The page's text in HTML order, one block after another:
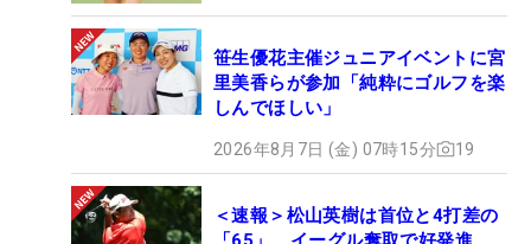
笹生優花主催ジュニアイベントに宮
里美香らが参加「純粋にゴルフを楽
しんでほしい」
2026年8月7日 (金) 07時15分 19
＜速報＞松山英樹は首位と4打差の